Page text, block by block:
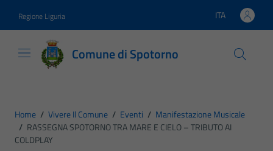
Regione Liguria Lingua attiva:
ITA
Comune di Spotorno
Home / Vivere Il Comune / Eventi / Manifestazione Musicale
/ RASSEGNA SPOTORNO TRA MARE E CIELO – TRIBUTO AI
COLDPLAY